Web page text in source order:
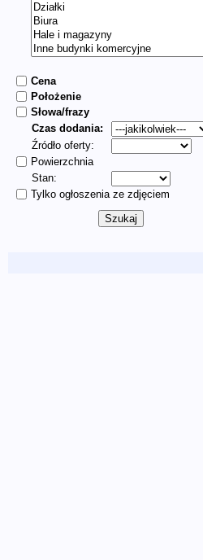
Cena
Położenie
Słowa/frazy
Czas dodania:
Źródło oferty:
Powierzchnia
Stan:
Tylko ogłoszenia ze zdjęciem